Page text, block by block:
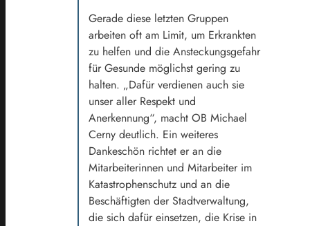
Gerade diese letzten Gruppen
arbeiten oft am Limit, um Erkrankten
zu helfen und die Ansteckungsgefahr
für Gesunde möglichst gering zu
halten. „Dafür verdienen auch sie
unser aller Respekt und
Anerkennung“, macht OB Michael
Cerny deutlich. Ein weiteres
Dankeschön richtet er an die
Mitarbeiterinnen und Mitarbeiter im
Katastrophenschutz und an die
Beschäftigten der Stadtverwaltung,
die sich dafür einsetzen, die Krise in